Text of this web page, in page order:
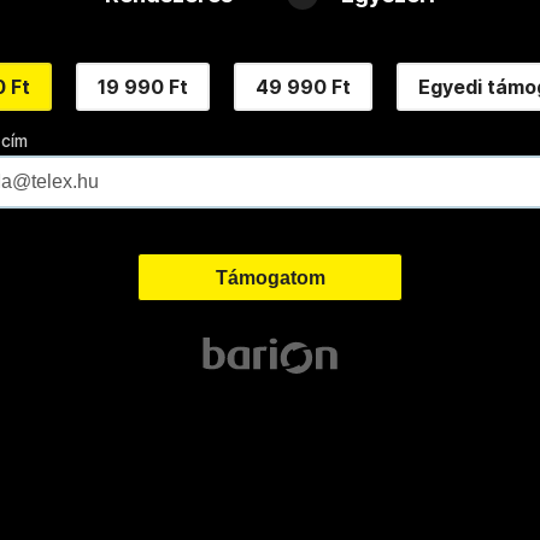
Ft 19 990 Ft 49 990 Ft Egyedi